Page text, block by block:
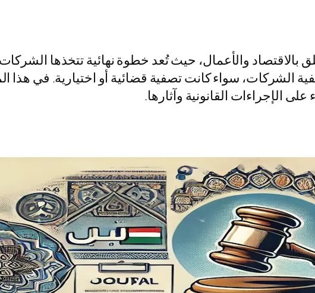
بالاقتصاد والأعمال، حيث تُعد خطوة نهائية تتخذها
الشركات، سواء كانت تصفية قضائية أو اختيارية. في
الإجراءات القانونية وآثارها.